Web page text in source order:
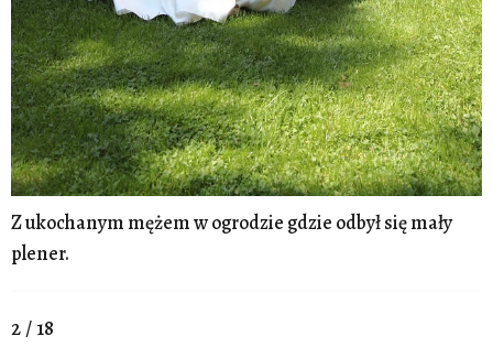
Z ukochanym mężem w ogrodzie gdzie odbył się mały
plener.
2 / 18